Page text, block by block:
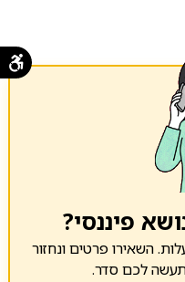
פיננסי?
השאירו פרטים ונחזור
לכם סדר.